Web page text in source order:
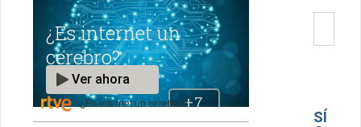
¿Es internet un cerebro?
SÍ